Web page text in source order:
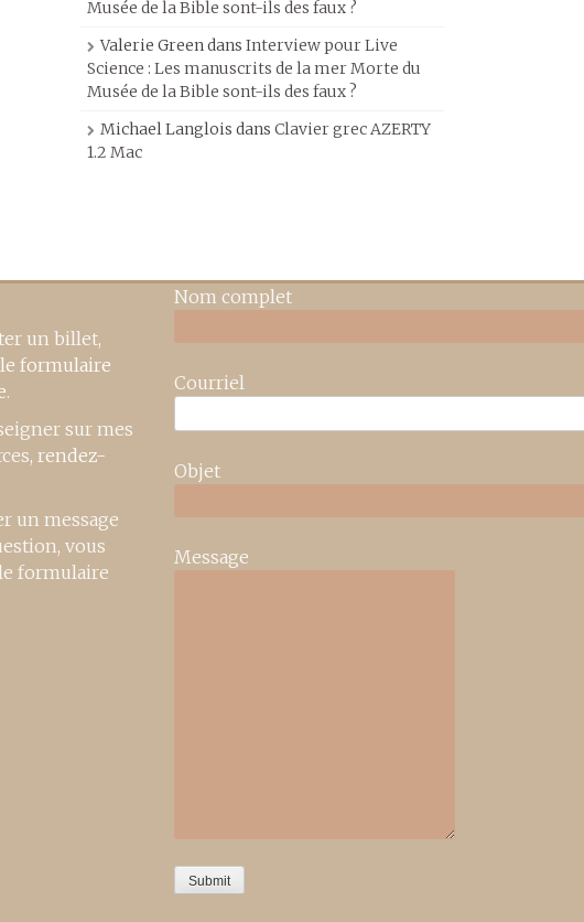
Musée de la Bible sont-ils des faux ?
Valerie Greendans Interview pour Live
Science : Les manuscrits de la mer Morte du
Musée de la Bible sont-ils des faux ?
Michael Langlois dans Clavier grec AZERTY
1.2 Mac
un billet,
formulaire
.
sur mes
rendez-
un message
vous
formulaire
Nom complet
Courriel
Objet
Message